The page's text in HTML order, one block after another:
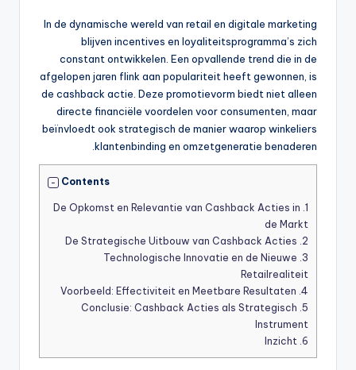
In de dynamische wereld van retail en digitale marketing
blijven incentives en loyaliteitsprogramma’s zich
constant ontwikkelen. Een opvallende trend die in de
afgelopen jaren flink aan populariteit heeft gewonnen, is
de cashback actie. Deze promotievorm biedt niet alleen
directe financiële voordelen voor consumenten, maar
beïnvloedt ook strategisch de manier waarop winkeliers
klantenbinding en omzetgeneratie benaderen.
Contents
1.
De Opkomst en Relevantie van Cashback Acties in
de Markt
2.
3.
Technologische Innovatie en de Nieuwe
Retailrealiteit
4.
5.
Conclusie: Cashback Acties als Strategisch
Instrument
6.